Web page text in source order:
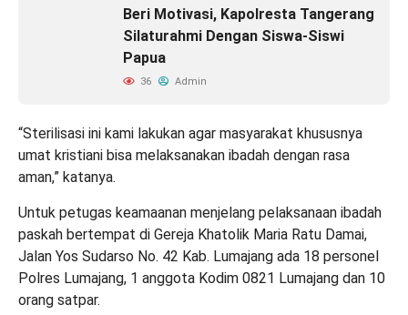
Beri Motivasi, Kapolresta Tangerang
Silaturahmi Dengan Siswa-Siswi
Papua
36 Admin
“Sterilisasi ini kami lakukan agar masyarakat khususnya
umat kristiani bisa melaksanakan ibadah dengan rasa
aman,” katanya.
Untuk petugas keamaanan menjelang pelaksanaan ibadah
paskah bertempat di Gereja Khatolik Maria Ratu Damai,
Jalan Yos Sudarso No. 42 Kab. Lumajang ada 18 personel
Polres Lumajang, 1 anggota Kodim 0821 Lumajang dan 10
orang satpar.